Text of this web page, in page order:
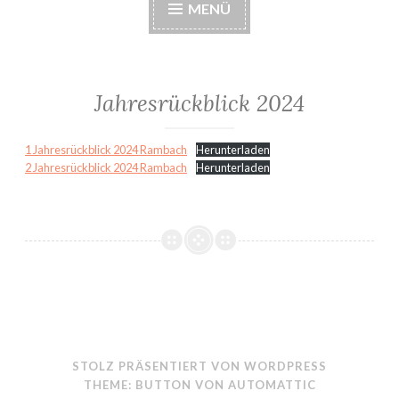
MENÜ
Jahresrückblick 2024
1 Jahresrückblick 2024 Rambach
Herunterladen
2 Jahresrückblick 2024 Rambach
Herunterladen
STOLZ PRÄSENTIERT VON WORDPRESS
THEME: BUTTON VON AUTOMATTIC